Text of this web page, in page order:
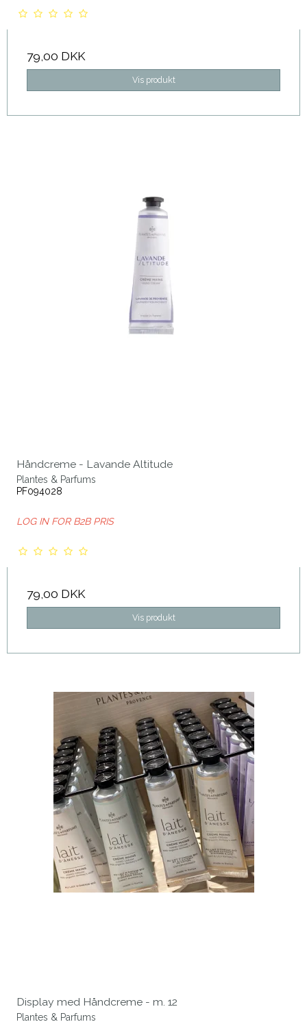
79,00 DKK
Vis produkt
Håndcreme - Lavande Altitude
Plantes & Parfums
PF094028
LOG IN FOR B2B PRIS
79,00 DKK
Vis produkt
Display med Håndcreme - m. 12
Plantes & Parfums